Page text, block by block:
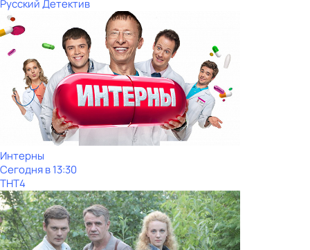
Русский Детектив
Интерны
Сегодня в 13:30
ТНТ4